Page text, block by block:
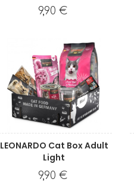
9,90 €
LEONARDO Cat Box Adult
Light
9,90 €